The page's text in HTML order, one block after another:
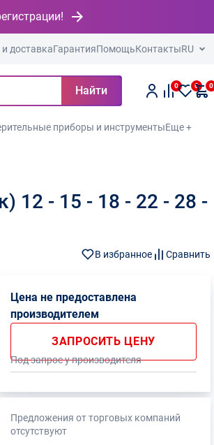
доставкаГарантияПомощьКонтактыRU
Найти 0 0 0
приборы и инструментыЕще +
12 - 15 - 18 - 22 - 28 -
В избранное Сравнить
Цена не предоставлена
производителем
ЗАПРОСИТЬ ЦЕНУ
Под запрос у производителя
Предложения от торговых компаний
отсутствуют